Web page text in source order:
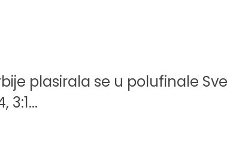
plasirala se u polufinale